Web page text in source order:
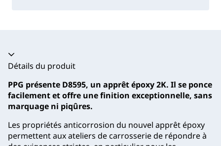
Accordéon fermé
Détails du produit
PPG présente D8595, un apprêt époxy 2K. Il se ponce
facilement et offre une finition exceptionnelle, sans
marquage ni piqûres.
Les propriétés anticorrosion du nouvel apprêt époxy
permettent aux ateliers de carrosserie de répondre à